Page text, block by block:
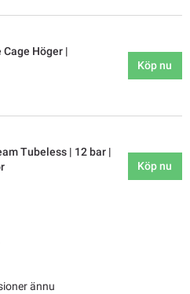
Cage Höger |
Köp nu
Tubeless | 12 bar |
Köp nu
ännu